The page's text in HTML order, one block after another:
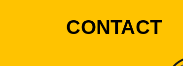
CONTACT